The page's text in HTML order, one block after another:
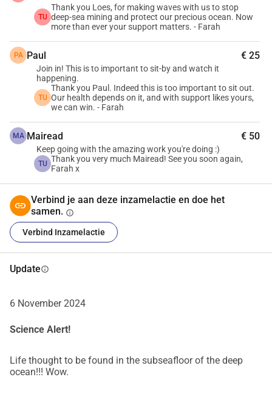
wilde dieren verloren. De klimaatcrisis versnelt dit verlies en
verwoest de natuurlijke systemen die ons in leven houden.
vorm van
te beginnen. De oceaan reguleert ons
klimaat, biedt ons voedsel, banen en welzijn, en produceert
een groot deel van de zuurstof die we inademen.
We hoeven de diepzee niet te mijnen
We weten dat we onze vraag naar nieuwe metalen kunnen
verminderen door circulair te gaan en metalen uit
afvalstromen te recupereren. Tech- en EV-bedrijven
gebruiken al nieuwe technologieën die geen dure metalen
uit de diepzee vereisen. Diepzeemijnbouw is economisch
Het goede nieuws
We hebben de diepzeemijnbouw al uitgesteld. Honderden
wetenschappers, grote bedrijven en techbedrijven (zoals
deze industrie. 40 landen zeggen nu nee tegen
allemaal. Het feit dat ze willen beginnen met mijnen op de
Hoge Zeeën maakt me nog banger. Het zal een nieuw
aanspraak maken op de schatten van de diepzee. Iemand
verantwoordelijk houden in deze wetteloze gebieden zal
TU
Thank you Loes, for making waves with us to stop
deep-sea mining and protect our precious ocean. Now
more than ever your support matters. - Farah
PA Paul € 25
Join in! This is to important to sit-by and watch it
happening.
TU
Thank you Paul. Indeed this is too important to sit out.
Our health depends on it, and with support likes yours,
we can win. - Farah
MA Mairead € 50
Keep going with the amazing work you're doing :)
TU Thank you very much Mairead! See you soon again,
Farah x
Verbind je aan deze inzamelactie en doe het
samen. info
Verbind Inzamelactie
Updateinfo
6 November 2024
Science Alert!
Life thought to be found in the subseafloor of the deep
ocean!!! Wow.